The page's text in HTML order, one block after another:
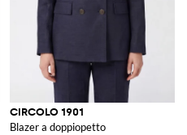
spalle scese e tasche a toppa
CIRCOLO 1901
Blazer a doppiopetto